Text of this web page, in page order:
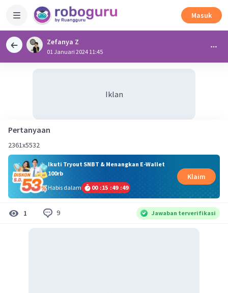
Masuk
Zefanya Z
01 Januari 2024 11:45
Iklan
Pertanyaan
2361x5532
Ikuti Tryout SNBT & Menangkan E-Wallet
100rb
Habis dalam
00 :15 :49 :49
Klaim
1 9 Jawaban terverifikasi